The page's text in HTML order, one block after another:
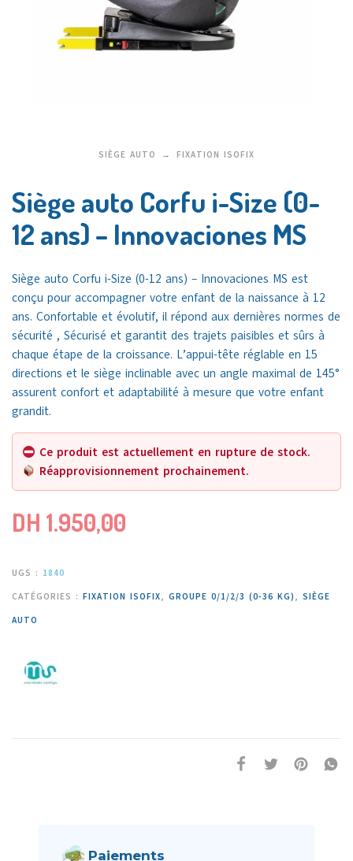
SIÈGE AUTO FIXATION ISOFIX
Siège auto Corfu i-Size (0-
12 ans) – Innovaciones MS
Siège auto Corfu i-Size (0-12 ans) – Innovaciones MS est
conçu pour accompagner votre enfant de la naissance à 12
ans. Confortable et évolutif, il répond aux dernières normes de
sécurité , Sécurisé et garantit des trajets paisibles et sûrs à
chaque étape de la croissance. L’appui-tête réglable en 15
directions et le siège inclinable avec un angle maximal de 145°
assurent confort et adaptabilité à mesure que votre enfant
grandit.
Ce produit est actuellement en rupture de stock.
Réapprovisionnement prochainement.
DH 1.950,00
UGS : 1840
CATÉGORIES : FIXATION ISOFIX, GROUPE 0/1/2/3 (0-36 KG) , SIÈGE
AUTO
Paiements